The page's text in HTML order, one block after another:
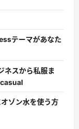
テーマがあなた
ネスから私服ま
ゾン水を使う方